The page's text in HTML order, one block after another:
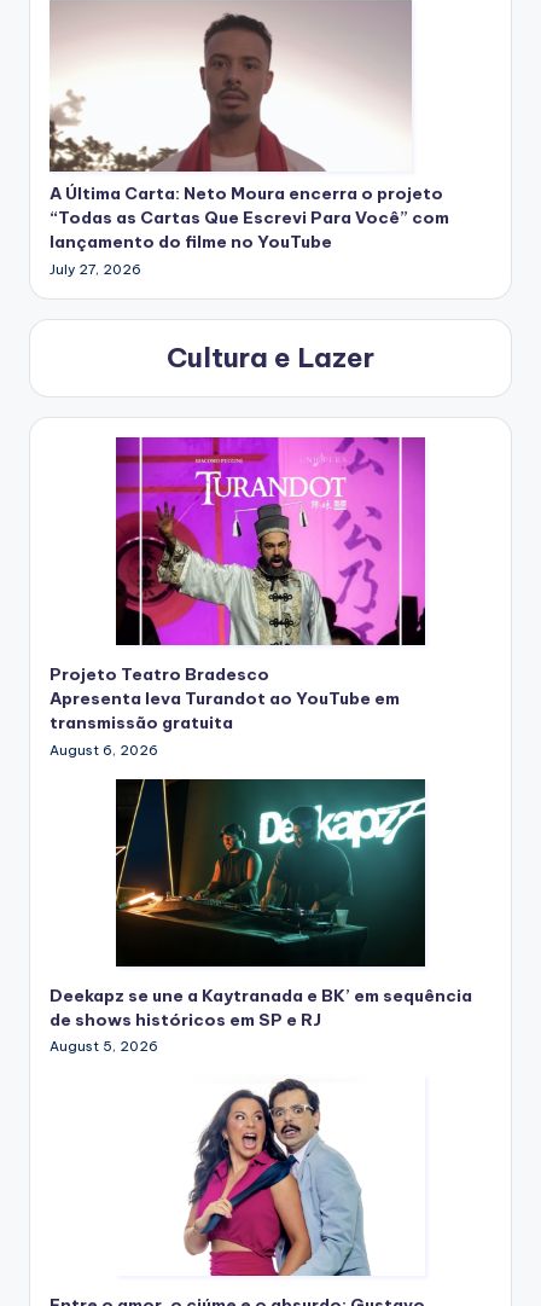
A Última Carta: Neto Moura encerra o projeto
“Todas as Cartas Que Escrevi Para Você” com
lançamento do filme no YouTube
July 27, 2026
Cultura e Lazer
Projeto Teatro Bradesco
Apresenta leva Turandot ao YouTube em
transmissão gratuita
August 6, 2026
Deekapz se une a Kaytranada e BK’ em sequência
de shows históricos em SP e RJ
August 5, 2026